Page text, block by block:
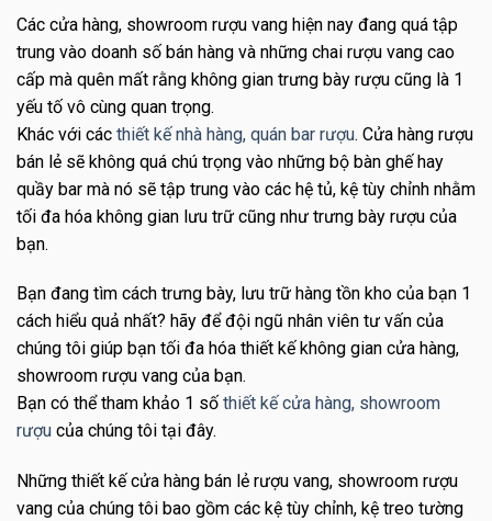
Các cửa hàng, showroom rượu vang hiện nay đang quá tập
trung vào doanh số bán hàng và những chai rượu vang cao
cấp mà quên mất rằng không gian trưng bày rượu cũng là 1
yếu tố vô cùng quan trọng.
Khác với các thiết kế nhà hàng, quán bar rượu. Cửa hàng rượu
bán lẻ sẽ không quá chú trọng vào những bộ bàn ghế hay
quầy bar mà nó sẽ tập trung vào các hệ tủ, kệ tùy chỉnh nhằm
tối đa hóa không gian lưu trữ cũng như trưng bày rượu của
bạn.
Bạn đang tìm cách trưng bày, lưu trữ hàng tồn kho của bạn 1
cách hiểu quả nhất? hãy để đội ngũ nhân viên tư vấn của
chúng tôi giúp bạn tối đa hóa thiết kế không gian cửa hàng,
showroom rượu vang của bạn.
Bạn có thể tham khảo 1 số thiết kế cửa hàng, showroom
rượu của chúng tôi tại đây.
Những thiết kế cửa hàng bán lẻ rượu vang, showroom rượu
vang của chúng tôi bao gồm các kệ tùy chỉnh, kệ treo tường